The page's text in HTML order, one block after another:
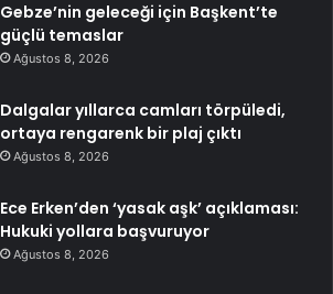
Gebze’nin geleceği için Başkent’te
güçlü temaslar
Ağustos 8, 2026
Dalgalar yıllarca camları törpüledi,
ortaya rengarenk bir plaj çıktı
Ağustos 8, 2026
Ece Erken’den ‘yasak aşk’ açıklaması:
Hukuki yollara başvuruyor
Ağustos 8, 2026